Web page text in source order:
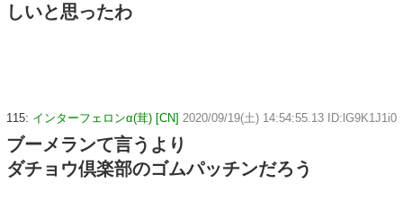
しいと思ったわ
115: インターフェロンα(茸) [CN] 2020/09/19(土) 14:54:55.13 ID:lG9K1J1i0
ブーメランて言うより
ダチョウ倶楽部のゴムパッチンだろう